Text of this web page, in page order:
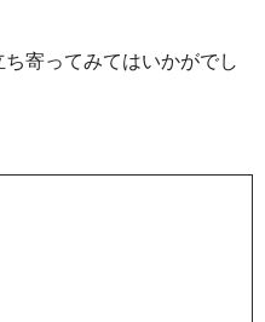
寄ってみてはいかがでし